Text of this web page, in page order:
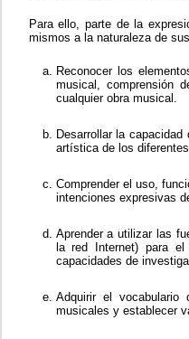
Para ello, parte de la
mismos a la naturaleza de
Reconocer los
musical, comprensión
cualquier obra musical.
Desarrollar la
artística de los
Comprender el uso,
intenciones expresivas
Aprender a utilizar las
la red Internet) para
capacidades de
Adquirir el
musicales y establecer